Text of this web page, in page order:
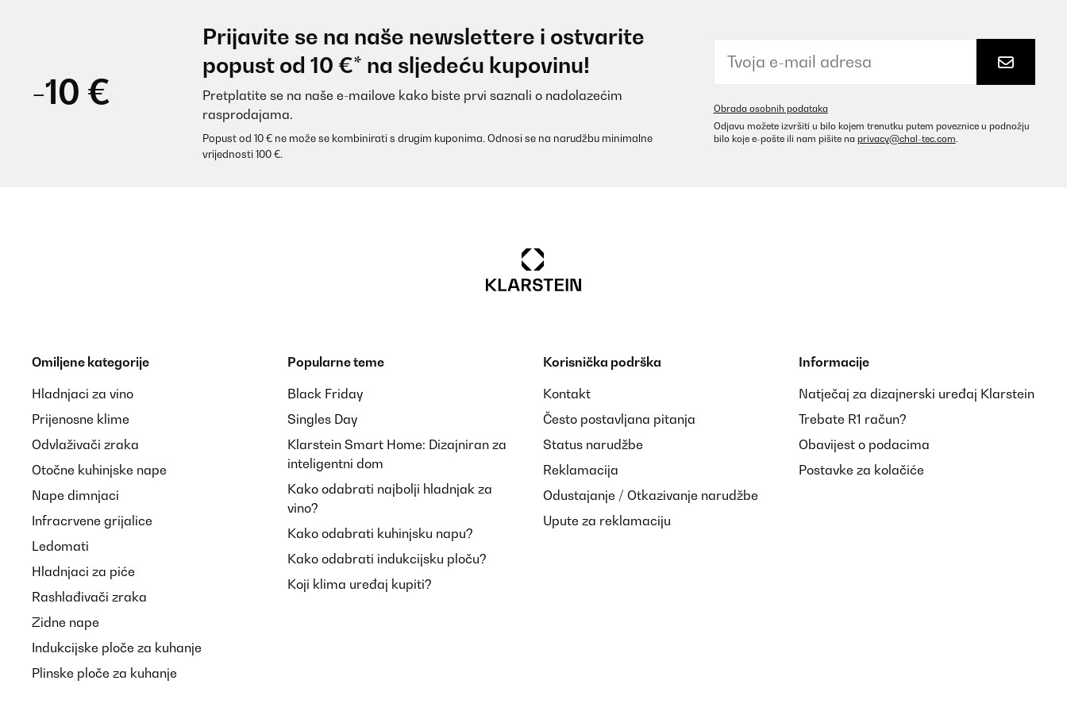
-10 €
Prijavite se na naše newslettere i ostvarite
popust od 10 €* na sljedeću kupovinu!
Pretplatite se na naše e-mailove kako biste prvi saznali o nadolazećim
rasprodajama.
Popust od 10 € ne može se kombinirati s drugim kuponima. Odnosi se na narudžbu minimalne
vrijednosti 100 €.
Obrada osobnih podataka
Odjavu možete izvršiti u bilo kojem trenutku putem poveznice u podnožju
bilo koje e-pošte ili nam pišite na privacy@chal-tec.com.
Omiljene kategorije
Hladnjaci za vino
Prijenosne klime
Odvlaživači zraka
Otočne kuhinjske nape
Nape dimnjaci
Infracrvene grijalice
Ledomati
Hladnjaci za piće
Rashlađivači zraka
Zidne nape
Indukcijske ploče za kuhanje
Plinske ploče za kuhanje
Popularne teme
Black Friday
Singles Day
Klarstein Smart Home: Dizajniran za
inteligentni dom
Kako odabrati najbolji hladnjak za
vino?
Kako odabrati kuhinjsku napu?
Kako odabrati indukcijsku ploču?
Koji klima uređaj kupiti?
Korisnička podrška
Kontakt
Često postavljana pitanja
Status narudžbe
Reklamacija
Odustajanje / Otkazivanje narudžbe
Upute za reklamaciju
Informacije
Natječaj za dizajnerski uređaj Klarstein
Trebate R1 račun?
Obavijest o podacima
Postavke za kolačiće